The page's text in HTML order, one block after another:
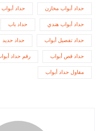
حداد أبواب مخازن حداد
حداد أبواب هندي حداد باب
حداد تفصيل أبواب حداد حديد
حداد قص أبواب رقم حداد
مقاول حداد أبواب